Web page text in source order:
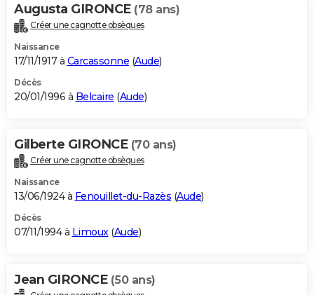
Augusta GIRONCE (78 ans)
Créer une cagnotte obsèques
Naissance
17/11/1917 à Carcassonne (Aude)
Décès
20/01/1996 à Belcaire (Aude)
Gilberte GIRONCE (70 ans)
Créer une cagnotte obsèques
Naissance
13/06/1924 à Fenouillet-du-Razès (Aude)
Décès
07/11/1994 à Limoux (Aude)
Jean GIRONCE (50 ans)